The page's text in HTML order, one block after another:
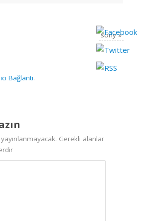
sony»
Bağlantı.
Gerekli alanlar